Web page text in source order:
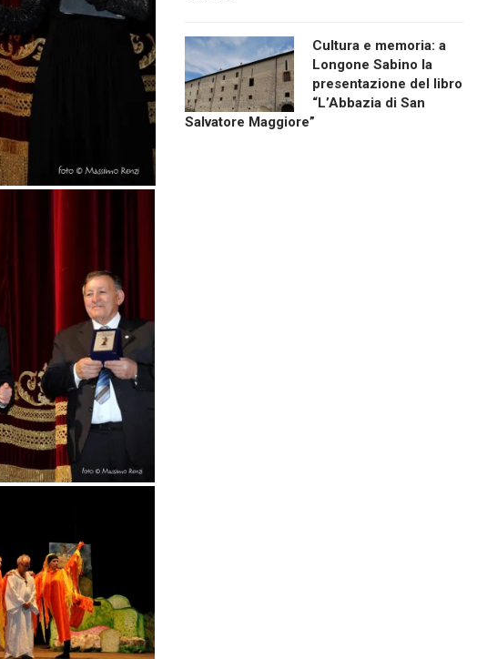
Cultura e memoria: a
Longone Sabino la
presentazione del libro
“L’Abbazia di San
Salvatore Maggiore”